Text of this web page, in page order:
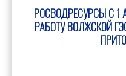
РОСВОДРЕСУРСЫ С 1
РАБОТУ ВОЛЖСКОЙ